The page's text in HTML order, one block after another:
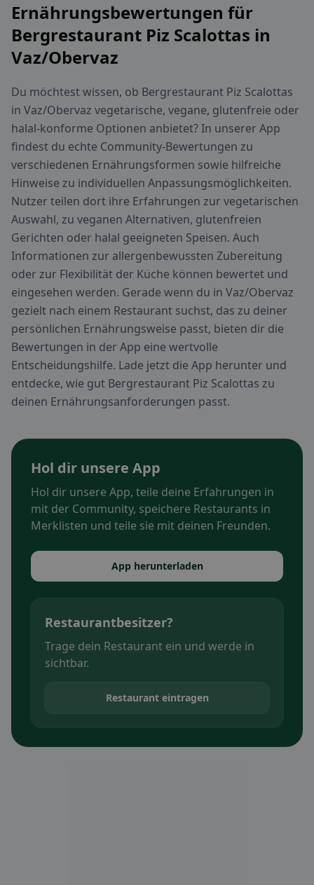
Ernährungsbewertungen für
Bergrestaurant Piz Scalottas in
Vaz/Obervaz
Du möchtest wissen, ob Bergrestaurant Piz Scalottas
in Vaz/Obervaz vegetarische, vegane, glutenfreie oder
halal-konforme Optionen anbietet? In unserer App
findest du echte Community-Bewertungen zu
verschiedenen Ernährungsformen sowie hilfreiche
Hinweise zu individuellen Anpassungsmöglichkeiten.
Nutzer teilen dort ihre Erfahrungen zur vegetarischen
Auswahl, zu veganen Alternativen, glutenfreien
Gerichten oder halal geeigneten Speisen. Auch
Informationen zur allergenbewussten Zubereitung
oder zur Flexibilität der Küche können bewertet und
eingesehen werden. Gerade wenn du in Vaz/Obervaz
gezielt nach einem Restaurant suchst, das zu deiner
persönlichen Ernährungsweise passt, bieten dir die
Bewertungen in der App eine wertvolle
Entscheidungshilfe. Lade jetzt die App herunter und
entdecke, wie gut Bergrestaurant Piz Scalottas zu
deinen Ernährungsanforderungen passt.
Hol dir unsere App
Hol dir unsere App, teile deine Erfahrungen in
mit der Community, speichere Restaurants in
Merklisten und teile sie mit deinen Freunden.
App herunterladen
Restaurantbesitzer?
Trage dein Restaurant ein und werde in
sichtbar.
Restaurant eintragen